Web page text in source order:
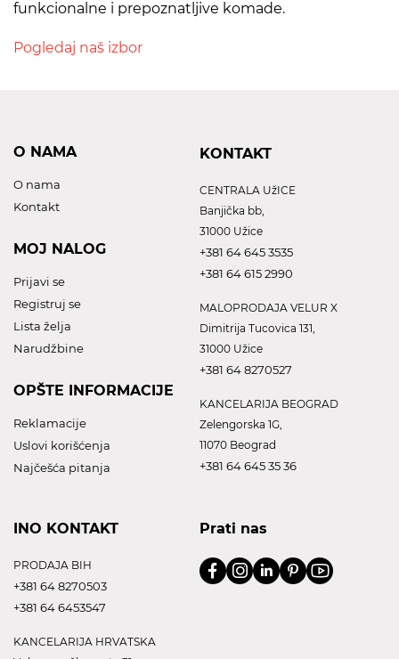
funkcionalne i prepoznatljive komade.
Pogledaj naš izbor
O NAMA
O nama
Kontakt
MOJ NALOG
Prijavi se
Registruj se
Lista želja
Narudžbine
OPŠTE INFORMACIJE
Reklamacije
Uslovi korišćenja
Najčešća pitanja
KONTAKT
CENTRALA UžICE
Banjička bb,
31000 Užice
+381 64 645 3535
+381 64 615 2990
MALOPRODAJA VELUR X
Dimitrija Tucovica 131,
31000 Užice
+381 64 8270527
KANCELARIJA BEOGRAD
Zelengorska 1G,
11070 Beograd
+381 64 645 35 36
INO KONTAKT
PRODAJA BIH
+381 64 8270503
+381 64 6453547
KANCELARIJA HRVATSKA
Prati nas